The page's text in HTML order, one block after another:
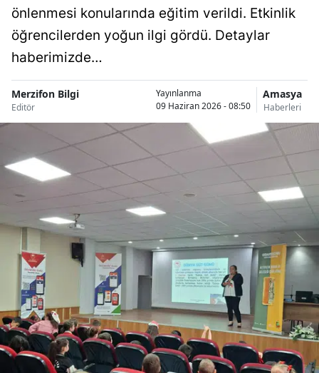
önlenmesi konularında eğitim verildi. Etkinlik
öğrencilerden yoğun ilgi gördü. Detaylar
haberimizde…
Merzifon Bilgi
Editör
Yayınlanma
09 Haziran 2026 - 08:50
Amasya
Haberleri